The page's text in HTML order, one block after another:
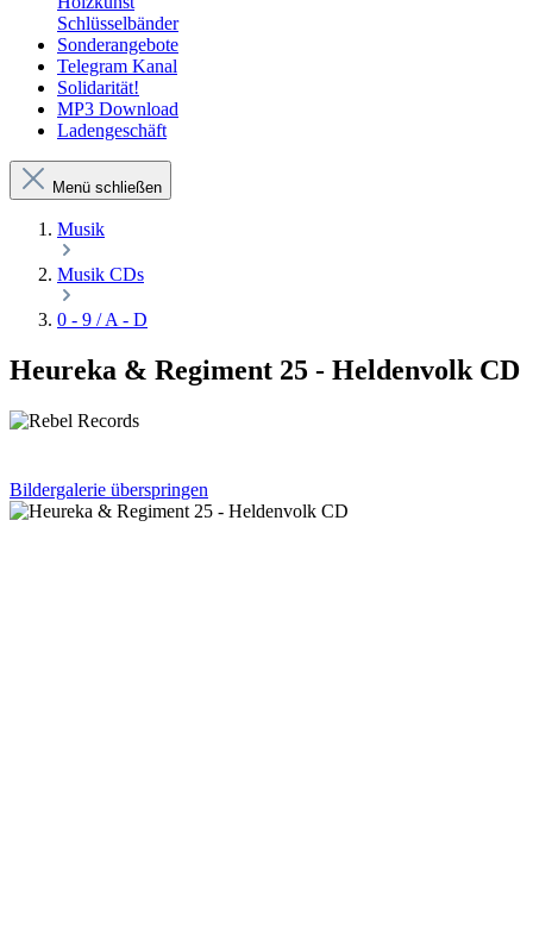
Schlüsselbänder
Sonderangebote
Telegram Kanal
Solidarität!
MP3 Download
Ladengeschäft
Menü schließen
Musik
Musik CDs
0 - 9 / A - D
Heureka & Regiment 25 - Heldenvolk CD
Bildergalerie überspringen